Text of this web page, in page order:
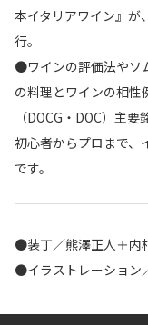
本イタリアワイン』が
行。
●ワインの評価法やソ
の料理とワインの相性
（DOCG・DOC）主
初心者からプロまで、
です。
●装丁／熊澤正人＋内
●イラストレーション